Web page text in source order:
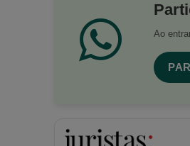
Ao